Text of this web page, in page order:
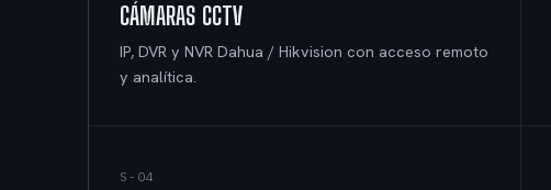
CÁMARAS CCTV
IP, DVR y NVR Dahua / Hikvision con acceso remoto
y analítica.
S-04